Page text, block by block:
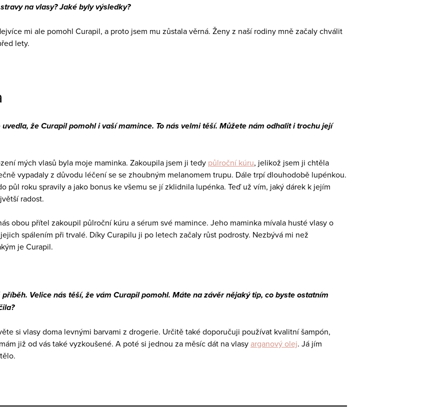
na vlasy? Jaké byly výsledky?
mi ale pomohl Curapil, a proto jsem mu zůstala věrná. Ženy z naší rodiny mně začaly chválit
lety.
že Curapil pomohl i vaší mamince. To nás velmi těší. Můžete nám odhalit i trochu její
mých vlasů byla moje maminka. Zakoupila jsem ji tedy půlroční kúru, jelikož jsem ji chtěla
vypadaly z důvodu léčení se se zhoubným melanomem trupu. Dále trpí dlouhodobě lupénkou.
půl roku spravily a jako bonus ke všemu se jí zklidnila lupénka. Teď už vím, jaký dárek k jejím
radost.
obou přítel zakoupil půlroční kúru a sérum své mamince. Jeho maminka mívala husté vlasy o
spálením při trvalé. Díky Curapilu ji po letech začaly růst podrosty. Nezbývá mi než
je Curapil.
Velice nás těší, že vám Curapil pomohl. Máte na závěr nějaký tip, co byste ostatním
si vlasy doma levnými barvami z drogerie. Určitě také doporučuji používat kvalitní šampón,
již od vás také vyzkoušené. A poté si jednou za měsíc dát na vlasy arganový olej. Já jím